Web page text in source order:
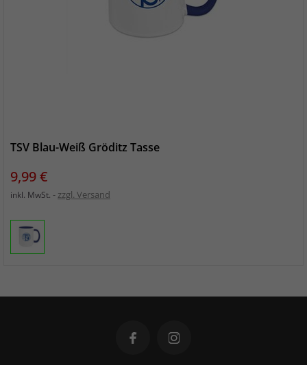
TSV Blau-Weiß Gröditz Tasse
Preis
9,99 €
inkl. MwSt. zzgl. Versand